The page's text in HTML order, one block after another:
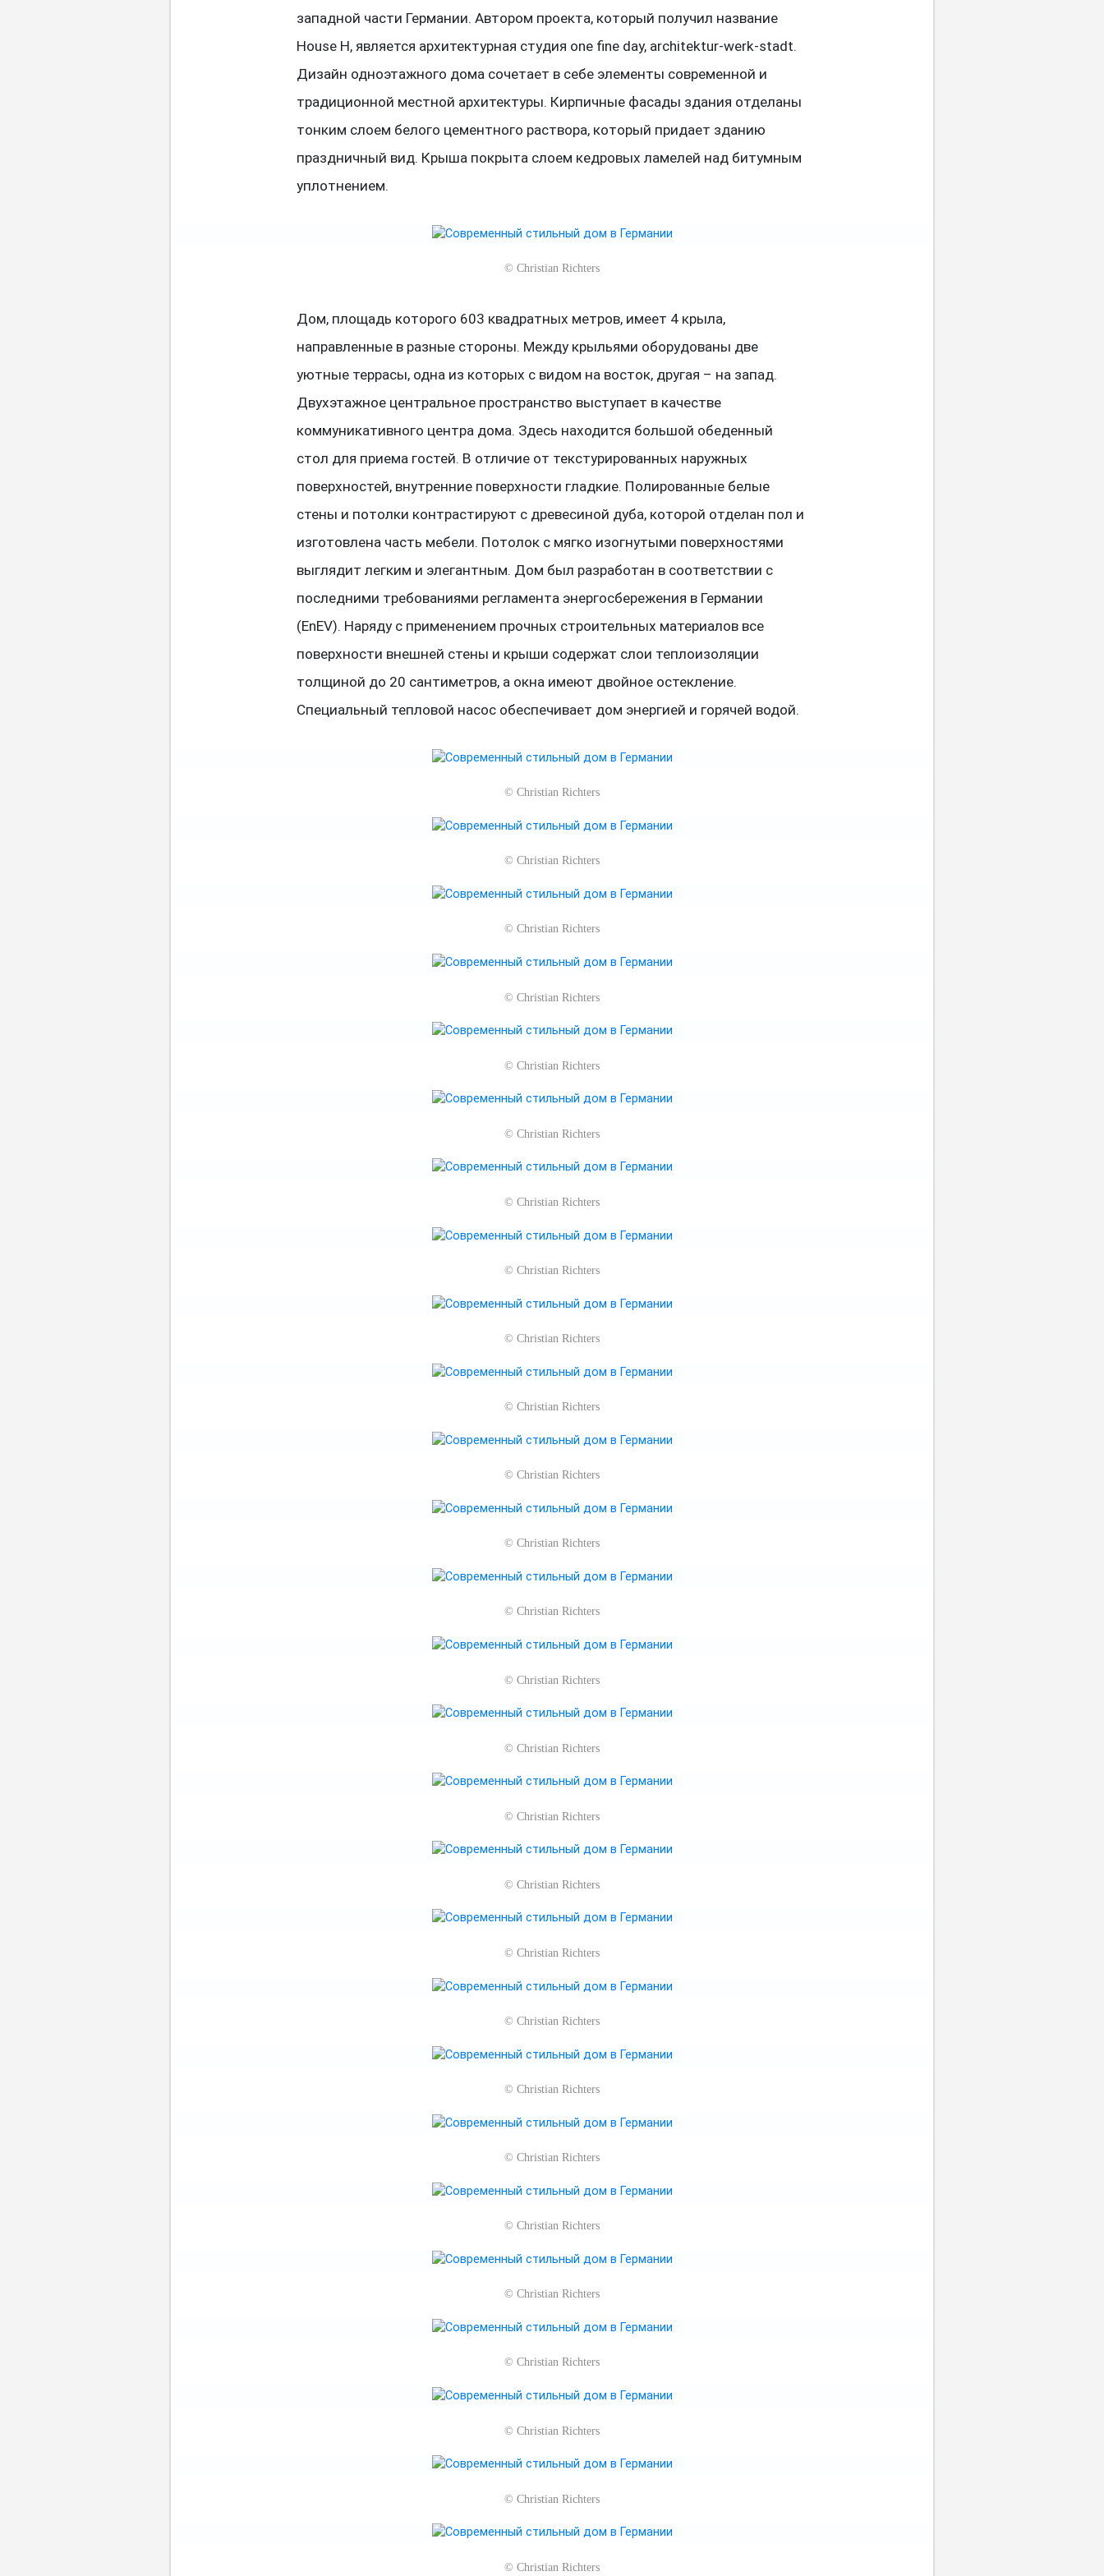
западной части Германии. Автором проекта, который получил название
House H, является архитектурная студия one fine day, architektur-werk-stadt.
Дизайн одноэтажного дома сочетает в себе элементы современной и
традиционной местной архитектуры. Кирпичные фасады здания отделаны
тонким слоем белого цементного раствора, который придает зданию
праздничный вид. Крыша покрыта слоем кедровых ламелей над битумным
уплотнением.
© Christian Richters
Дом, площадь которого 603 квадратных метров, имеет 4 крыла,
направленные в разные стороны. Между крыльями оборудованы две
уютные террасы, одна из которых с видом на восток, другая – на запад.
Двухэтажное центральное пространство выступает в качестве
коммуникативного центра дома. Здесь находится большой обеденный
стол для приема гостей. В отличие от текстурированных наружных
поверхностей, внутренние поверхности гладкие. Полированные белые
стены и потолки контрастируют с древесиной дуба, которой отделан пол и
изготовлена часть мебели. Потолок с мягко изогнутыми поверхностями
выглядит легким и элегантным. Дом был разработан в соответствии с
последними требованиями регламента энергосбережения в Германии
(EnEV). Наряду с применением прочных строительных материалов все
поверхности внешней стены и крыши содержат слои теплоизоляции
толщиной до 20 сантиметров, а окна имеют двойное остекление.
Специальный тепловой насос обеспечивает дом энергией и горячей водой.
© Christian Richters
© Christian Richters
© Christian Richters
© Christian Richters
© Christian Richters
© Christian Richters
© Christian Richters
© Christian Richters
© Christian Richters
© Christian Richters
© Christian Richters
© Christian Richters
© Christian Richters
© Christian Richters
© Christian Richters
© Christian Richters
© Christian Richters
© Christian Richters
© Christian Richters
© Christian Richters
© Christian Richters
© Christian Richters
© Christian Richters
© Christian Richters
© Christian Richters
© Christian Richters
© Christian Richters